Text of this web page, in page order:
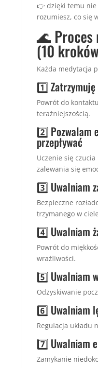
👉 dzięki temu nie
rozumiesz, co się
🌊 Proces
(10
Każda medytacja
1️⃣
Powrót do
teraźniejszością.
2️⃣ Pozwalam
przepływać
Uczenie się
zalewania się
3️⃣ Uwalniam
Bezpieczne
trzymanego w
4️⃣ Uwalniam
Powrót do
wrażliwości.
5️⃣ Uwalniam
Odzyskiwanie
6️⃣ Uwalniam
Regulacja układu
7️⃣ Uwalniam
Zamykanie